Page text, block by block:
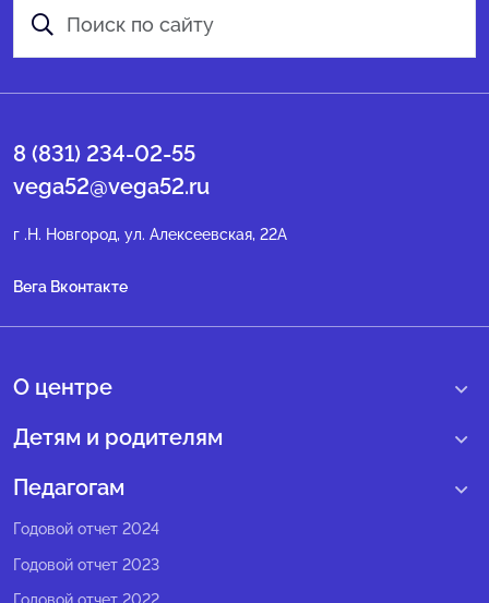
8 (831) 234-02-55
vega52@vega52.ru
г .Н. Новгород, ул. Алексеевская, 22А
Вега Вконтакте
О центре
О нас
Структура регионального центра
Педагогический состав
Попечительский совет
Детям и родителям
Учебные интенсивные сборы
Педагогам
Программы Веги
Программы Сириус
Годовой отчет 2024
Годовой отчет 2023